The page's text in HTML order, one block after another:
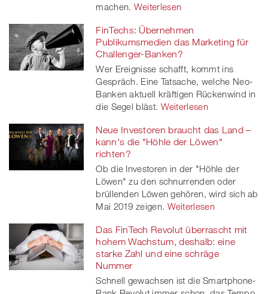
machen. Weiterlesen
FinTechs: Übernehmen
Publikumsmedien das Marketing für
Challenger-Banken?
Wer Ereignisse schafft, kommt ins
Gespräch. Eine Tatsache, welche Neo-
Banken aktuell kräftigen Rückenwind in
die Segel bläst. Weiterlesen
Neue Investoren braucht das Land –
kann's die "Höhle der Löwen"
richten?
Ob die Investoren in der "Höhle der
Löwen" zu den schnurrenden oder
brüllenden Löwen gehören, wird sich ab
Mai 2019 zeigen. Weiterlesen
Das FinTech Revolut überrascht mit
hohem Wachstum, deshalb: eine
starke Zahl und eine schräge
Nummer
Schnell gewachsen ist die Smartphone-